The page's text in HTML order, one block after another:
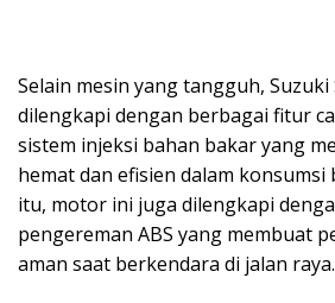
Selain mesin yang tangguh, Suzuki
dilengkapi dengan berbagai fitur
sistem injeksi bahan bakar yang
hemat dan efisien dalam konsumsi
itu, motor ini juga dilengkapi
pengereman ABS yang membuat
aman saat berkendara di jalan raya.